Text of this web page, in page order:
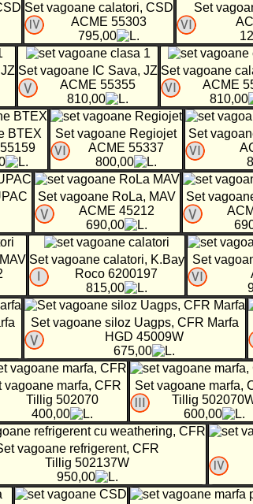
Set vagoane calatori, CSD
ACME 55303
795,00
Set
Set vagoane IC Sava, JZ
ACME 55355
810,00
Set vagoane
ACME
810,00
BTEX
Set vagoane Regiojet
ACME 55337
800,00
Set
Set vagoane RoLa, MAV
ACME 45212
690,00
Set
Set vagoane calatori, K.Bay
Roco 6200197
815,00
Set
Set vagoane siloz Uagps, CFR Marfa
HGD 45009W
675,00
vagoane marfa, CFR
Tillig 502070
400,00
Set vagoane marfa,
Tillig
600,00
vagoane refrigerent, CFR
Tillig 502137W
950,00